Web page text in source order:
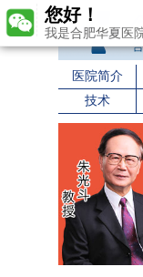
医院简介
技术
您好！
我是合肥华夏医